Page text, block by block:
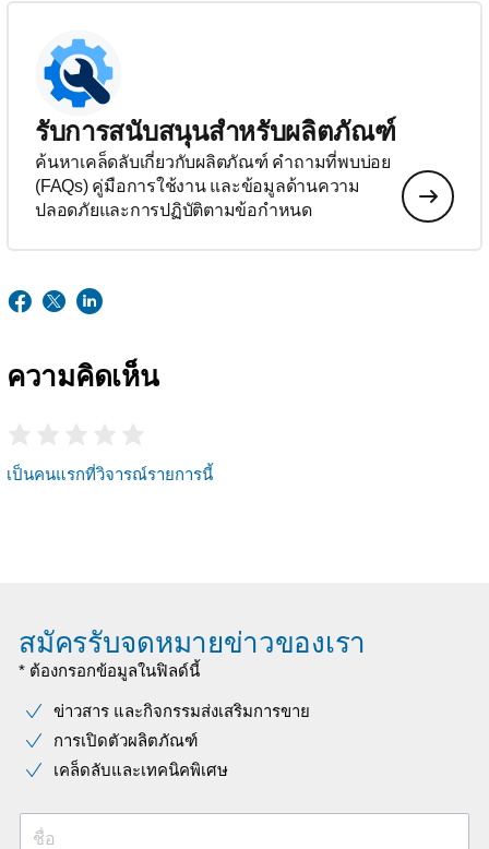
รับการสนับสนุนสำหรับผลิตภัณฑ์
ค้นหาเคล็ดลับเกี่ยวกับผลิตภัณฑ์ คำถามที่พบบ่อย
(FAQs) คู่มือการใช้งาน และข้อมูลด้านความ
ปลอดภัยและการปฏิบัติตามข้อกำหนด
ความคิดเห็น
เป็นคนแรกที่วิจารณ์รายการนี้
สมัครรับจดหมายข่าวของเรา
* ต้องกรอกข้อมูลในฟิลด์นี้
ข่าวสาร และกิจกรรมส่งเสริมการขาย
การเปิดตัวผลิตภัณฑ์
เคล็ดลับและเทคนิคพิเศษ
ชื่อ